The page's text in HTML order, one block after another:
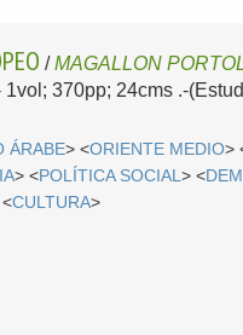
/MAGALLON
1vol; 370pp; 24cms .-
ÁRABE> <ORIENTE MEDIO>
> <POLÍTICA SOCIAL> <
<CULTURA>